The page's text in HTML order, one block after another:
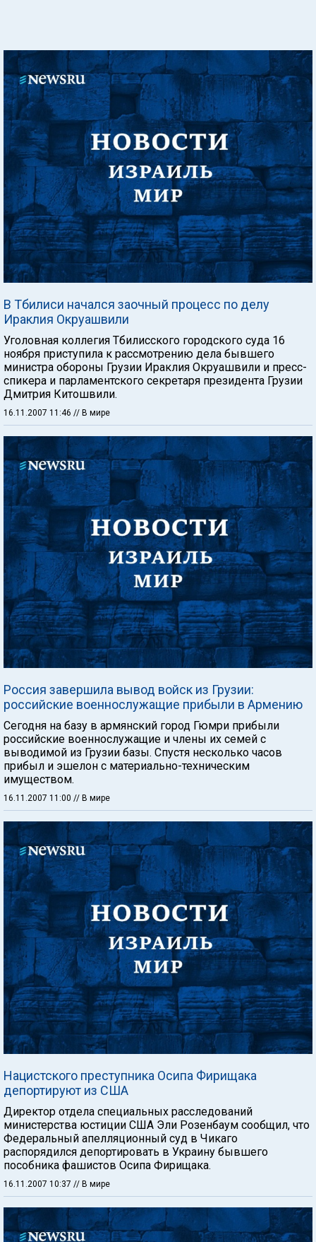
В Тбилиси начался заочный процесс по делу
Ираклия Окруашвили
Уголовная коллегия Тбилисского городского суда 16
ноября приступила к рассмотрению дела бывшего
министра обороны Грузии Ираклия Окруашвили и пресс-
спикера и парламентского секретаря президента Грузии
Дмитрия Китошвили.
16.11.2007 11:46 // В мире
Россия завершила вывод войск из Грузии:
российские военнослужащие прибыли в Армению
Сегодня на базу в армянский город Гюмри прибыли
российские военнослужащие и члены их семей с
выводимой из Грузии базы. Спустя несколько часов
прибыл и эшелон с материально-техническим
имуществом.
16.11.2007 11:00 // В мире
Нацистского преступника Осипа Фирищака
депортируют из США
Директор отдела специальных расследований
министерства юстиции США Эли Розенбаум сообщил, что
Федеральный апелляционный суд в Чикаго
распорядился депортировать в Украину бывшего
пособника фашистов Осипа Фирищака.
16.11.2007 10:37 // В мире